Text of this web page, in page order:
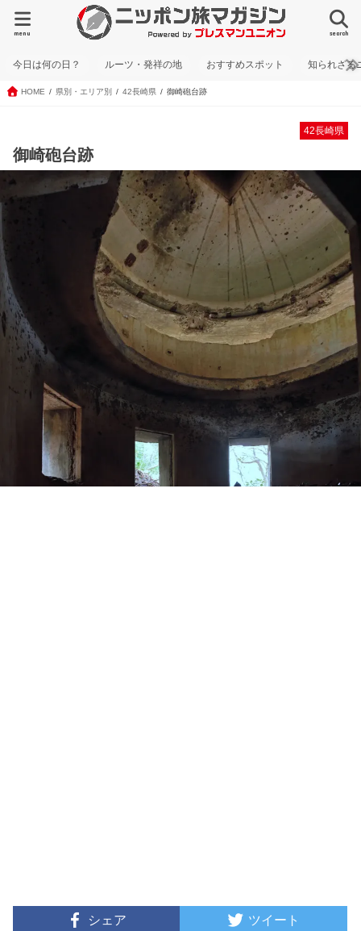
search
menu
今日は何の日？ ルーツ・発祥の地 おすすめスポット 知られざる
HOME 県別・エリア別 42長崎県 御崎砲台跡
42長崎県
御崎砲台跡
シェア ツイート